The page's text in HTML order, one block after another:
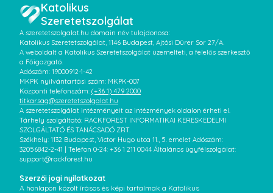
Katolikus
Szeretetszolgálat
A szeretetszolgalat.hu domain név tulajdonosa:
Katolikus Szeretetszolgálat, 1146 Budapest, Ajtósi Dürer Sor 27/A.
A weboldalt a Katolikus Szeretetszolgálat üzemelteti, a felelős szerkesztő
a Főigazgató.
Adószám: 19000912-1-42
MKPK nyilvántartási szám: MKPK-007
Központi telefonszám: (+36 1) 479 2000
titkarsag@szeretetszolgalat.hu
A szeretetszolgálat intézményeit az intézmények oldalon érheti el.
Tárhely szolgáltató: RACKFOREST INFORMATIKAI KERESKEDELMI
SZOLGÁLTATÓ ÉS TANÁCSADÓ ZRT.
Székhely: 1132 Budapest, Victor Hugo utca 11., 5. emelet Adószám:
32056842-2-41 | Telefon 0-24: +36 1 211 0044 Általános ügyfélszolgálat:
support@rackforest.hu
Szerzői jogi nyilatkozat
A honlapon közölt írásos és képi tartalmak a Katolikus